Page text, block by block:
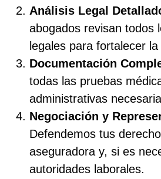
Análisis Legal
abogados revisan todos
legales para fortalecer
Documentación
todas las pruebas
administrativas
Negociación y
Defendemos tus
aseguradora y, si es
autoridades laborales.